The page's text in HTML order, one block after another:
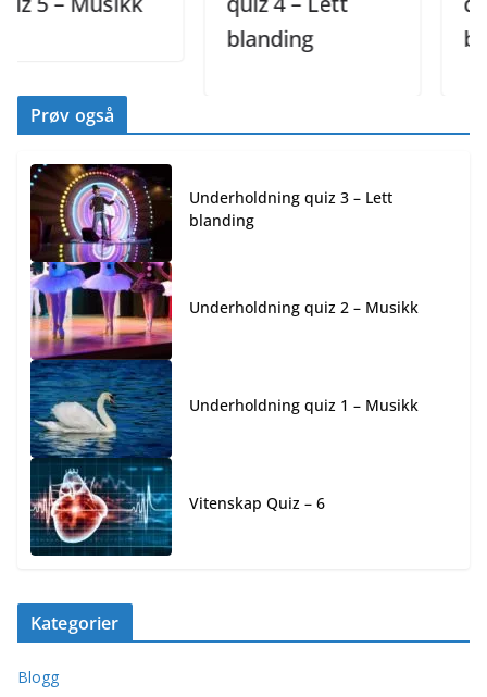
blanding
Prøv også
Underholdning quiz 3 – Lett
blanding
Underholdning quiz 2 – Musikk
Underholdning quiz 1 – Musikk
Vitenskap Quiz – 6
Kategorier
Blogg